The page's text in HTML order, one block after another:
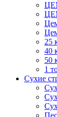
25
40
50
1
Сухие